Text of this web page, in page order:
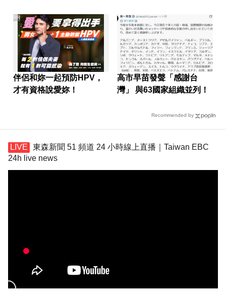
伴侶和妳一起預防HPV，
才有資格說愛妳！
PR
高市早苗發聲「感謝台
灣」 與63國家組織並列！
Recommended by
東森新聞 51 頻道 24 小時線上直播｜Taiwan EBC
24h live news